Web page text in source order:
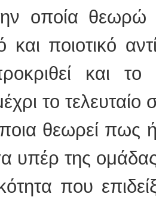
οποία θεωρώ
και ποιοτικό
και το
το τελευταίο
θεωρεί πως
υπέρ της
που